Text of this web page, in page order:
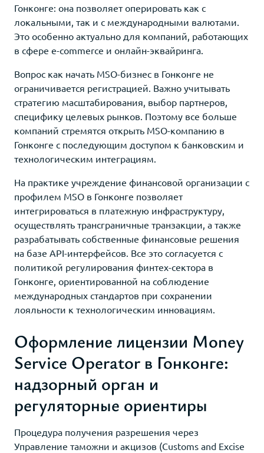
Гонконге: она позволяет оперировать как с
локальными, так и с международными валютами.
Это особенно актуально для компаний, работающих
в сфере e-commerce и онлайн-эквайринга.
Вопрос как начать MSO-бизнес в Гонконге не
ограничивается регистрацией. Важно учитывать
стратегию масштабирования, выбор партнеров,
специфику целевых рынков. Поэтому все больше
компаний стремятся открыть MSO-компанию в
Гонконге с последующим доступом к банковским и
технологическим интеграциям.
На практике учреждение финансовой организации с
профилем MSO в Гонконге позволяет
интегрироваться в платежную инфраструктуру,
осуществлять трансграничные транзакции, а также
разрабатывать собственные финансовые решения
на базе API-интерфейсов. Все это согласуется с
политикой регулирования финтех-сектора в
Гонконге, ориентированной на соблюдение
международных стандартов при сохранении
лояльности к технологическим инновациям.
Оформление лицензии Money
Service Operator в Гонконге:
надзорный орган и
регуляторные ориентиры
Процедура получения разрешения через
Управление таможни и акцизов (Customs and Excise